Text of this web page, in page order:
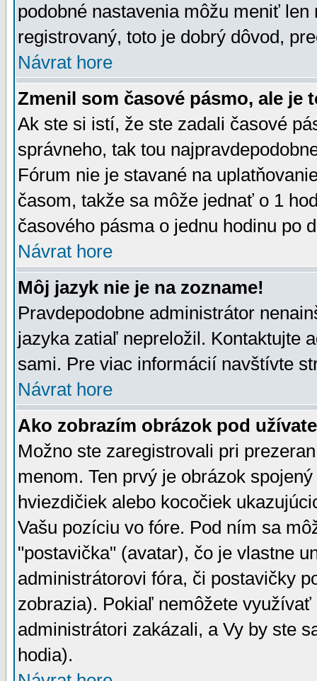
podobné nastavenia môžu meniť
registrovaný, toto je dobrý dôvod,
Návrat hore
Zmenil som časové pásmo, ale je
Ak ste si istí, že ste zadali časové
správneho, tak tou
Fórum nie je stavané na
časom, takže sa môže jednať o 1
časového pásma o jednu hodinu po
Návrat hore
Môj jazyk nie je na zozname!
Pravdepodobne administrátor
jazyka zatiaľ nepreložil. Kontaktujte
sami. Pre viac informácií navštívte
Návrat hore
Ako zobrazím obrázok pod
Možno ste zaregistrovali pri
menom. Ten prvý je obrázok
hviezdičiek alebo kocočiek
Vašu pozíciu vo fóre. Pod ním sa
"postavička" (avatar), čo je vlastne
administrátorovi fóra, či postavičky
zobrazia). Pokiaľ nemôžete
administrátori zakázali, a Vy by ste
hodia).